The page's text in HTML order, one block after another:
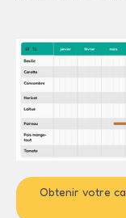
Obtenir votre